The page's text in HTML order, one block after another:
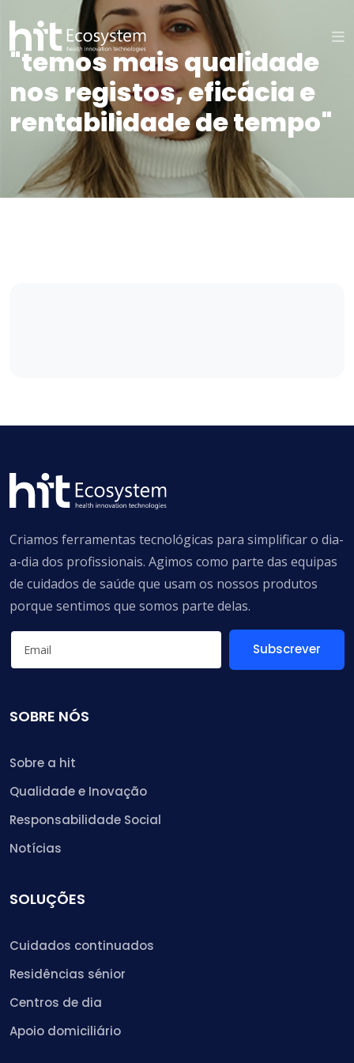
"temos mais qualidade
nos registos, eficácia e
rentabilidade de tempo"
Criamos ferramentas tecnológicas para simplificar o dia-
a-dia dos profissionais. Agimos como parte das equipas
de cuidados de saúde que usam os nossos produtos
porque sentimos que somos parte delas.
Subscrever
SOBRE NÓS
Sobre a hit
Qualidade e Inovação
Responsabilidade Social
Notícias
SOLUÇÕES
Cuidados continuados
Residências sénior
Centros de dia
Apoio domiciliário